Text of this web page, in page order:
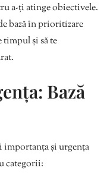
a-ți atinge obiectivele.
bază în prioritizare
timpul și să te
Bază
importanța și urgența
categorii: